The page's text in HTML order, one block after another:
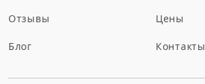
Отзывы Цены
Блог Контакты